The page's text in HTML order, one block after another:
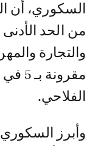
السكوري، أن
من الحد
الفلاحي.
وأبرز